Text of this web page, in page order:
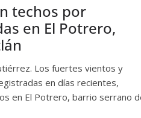
techos por
en El Potrero,
Los fuertes vientos y
en días recientes,
en El Potrero, barrio serrano